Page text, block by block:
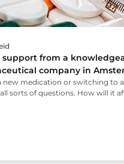
support from a
company in
new medication or switching to
sorts of questions. How will it